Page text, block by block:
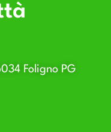
Foligno PG